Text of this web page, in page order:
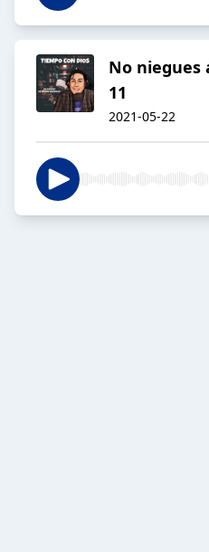
No niegues
11
2021-05-22